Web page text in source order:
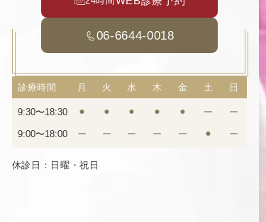
06-6644-0018
診療時間 月 火 水 木 金 土 日
9:30〜18:30 ⚫︎ ⚫︎ ⚫︎ ⚫︎ ⚫︎ ー ー
9:00〜18:00 ー ー ー ー ー ⚫︎ ー
休診日：日曜・祝日